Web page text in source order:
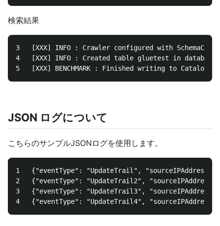
検索結果
3	[XXX] INFO : Crawler configured with SchemaChangePolicy {"UpdateBehavior":"UPDATE_IN_DATABASE","DeleteBehavior":"DEPRECATE_IN_DATABASE"}.
4	[XXX] INFO : Created table gluetest in database mygluedatabase
JSON ログについて
こちらのサンプルJSONログを使用します。
1	{"eventType": "UpdateTrail", "sourceIPAddress": "111.111.111.111", "arrayKey": ["value", "another value"], "objectList": [{ "name": "a", "id": 1},{"name": "b", "id": 2}], "SomeObject": null, "ThisFlag": true}
2	{"eventType": "UpdateTrail2", "sourceIPAddress": "123.123.123.123", "arrayKey": ["value", "another value"], "objectList": [{ "name": "c", "id": 3},{"name": "d", "id": 4}], "SomeObject": null, "ThisFlag": false}
3	{"eventType": "UpdateTrail3", "sourceIPAddress": "120.0.0.1", "arrayKey": ["value", "another value"], "objectList": [{ "name": "e", "id": 500},{"name": "f", "id": 600}], "SomeObject": "a", "ThisFlag": true}